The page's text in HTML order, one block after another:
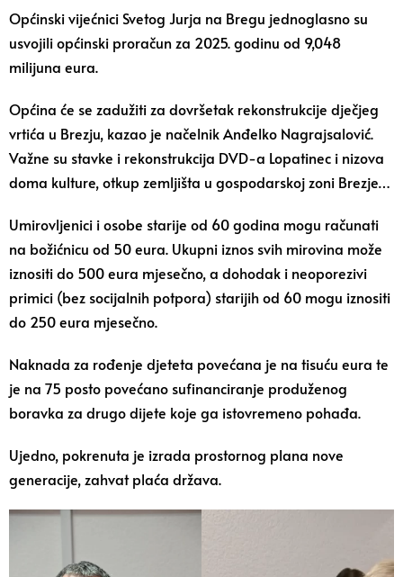
Općinski vijećnici Svetog Jurja na Bregu jednoglasno su
usvojili općinski proračun za 2025. godinu od 9,048
milijuna eura.
Općina će se zadužiti za dovršetak rekonstrukcije dječjeg
vrtića u Brezju, kazao je načelnik Anđelko Nagrajsalović.
Važne su stavke i rekonstrukcija DVD-a Lopatinec i nizova
doma kulture, otkup zemljišta u gospodarskoj zoni Brezje…
Umirovljenici i osobe starije od 60 godina mogu računati
na božićnicu od 50 eura. Ukupni iznos svih mirovina može
iznositi do 500 eura mjesečno, a dohodak i neoporezivi
primici (bez socijalnih potpora) starijih od 60 mogu iznositi
do 250 eura mjesečno.
Naknada za rođenje djeteta povećana je na tisuću eura te
je na 75 posto povećano sufinanciranje produženog
boravka za drugo dijete koje ga istovremeno pohađa.
Ujedno, pokrenuta je izrada prostornog plana nove
generacije, zahvat plaća država.